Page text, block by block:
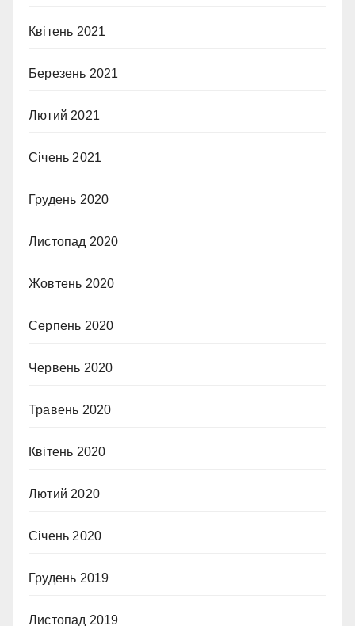
Квітень 2021
Березень 2021
Лютий 2021
Січень 2021
Грудень 2020
Листопад 2020
Жовтень 2020
Серпень 2020
Червень 2020
Травень 2020
Квітень 2020
Лютий 2020
Січень 2020
Грудень 2019
Листопад 2019